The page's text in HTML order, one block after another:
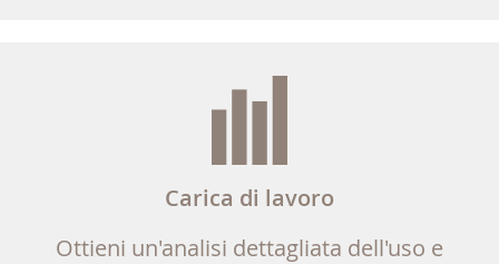
Carica di lavoro
Ottieni un'analisi dettagliata dell'uso e